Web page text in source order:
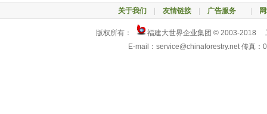
关于我们 友情链接| 广告服务
版权所有：
福建大世界企业集团 © 2003-2018
E-mail：service@chinaforestry.net 传真